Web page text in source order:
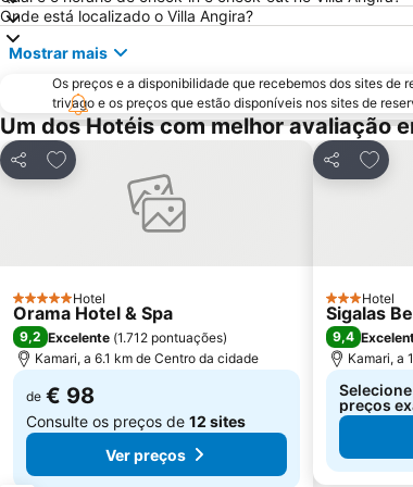
Onde está localizado o Villa Angira?
Mostrar mais
Os preços e a disponibilidade que recebemos dos sites
trivago e os preços que estão disponíveis nos sites de
Um dos Hotéis com melhor avaliação
Partilhar
Adicionar aos favoritos
5 EstrelasHotel
Orama Hotel & Spa
9,2 Excelente (1.712 pontuações)
Kamari, a 6.1 km de Centro da cidade
de € 98
Consulte os preços de 12 sites
Ver preços
Partilhar
3 Estrelas
Hotel
Sigalas
9,4
Kamari, a
preços